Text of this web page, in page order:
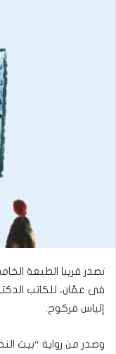
تصدر قريبا الطبعة
فى عمّان، للكاتب
إلياس فركوح.
وصدر من رواية “بيت